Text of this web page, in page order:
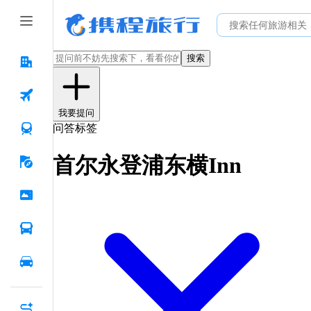
搜索
我要提问
问答标签
首尔永登浦东横Inn